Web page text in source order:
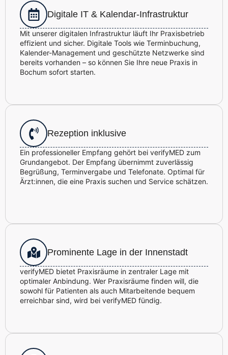
Digitale IT & Kalendar-Infrastruktur
Mit unserer digitalen Infrastruktur läuft Ihr Praxisbetrieb
effizient und sicher. Digitale Tools wie Terminbuchung,
Kalender-Management und geschützte Netzwerke sind
bereits vorhanden – so können Sie Ihre neue Praxis in
Bochum sofort starten.
Rezeption inklusive
Ein professioneller Empfang gehört bei verifyMED zum
Grundangebot. Der Empfang übernimmt zuverlässig
Begrüßung, Terminvergabe und Telefonate. Optimal für
Ärzt:innen, die eine Praxis suchen und Service schätzen.
Prominente Lage in der Innenstadt
verifyMED bietet Praxisräume in zentraler Lage mit
optimaler Anbindung. Wer Praxisräume finden will, die
sowohl für Patienten als auch Mitarbeitende bequem
erreichbar sind, wird bei verifyMED fündig.